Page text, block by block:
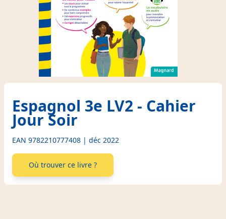
Espagnol 3e LV2 - Cahier
Jour Soir
EAN 9782210777408 | déc 2022
Où trouver ce livre ?